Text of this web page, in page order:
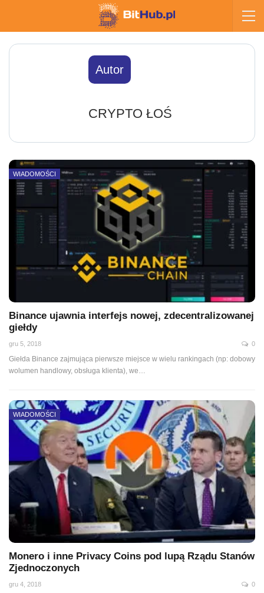
Autor
CRYPTO ŁOŚ
WIADOMOŚCI
Binance ujawnia interfejs nowej, zdecentralizowanej
giełdy
gru 5, 2018 0
Giełda Binance zajmująca pierwsze miejsce w wielu rankingach (np: dobowy
wolumen handlowy, obsługa klienta), we…
WIADOMOŚCI
Monero i inne Privacy Coins pod lupą Rządu Stanów
Zjednoczonych
gru 4, 2018 0